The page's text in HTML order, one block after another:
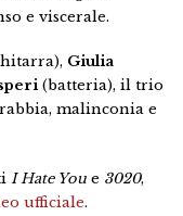
e viscerale.
Giulia
(batteria), il trio
malinconia e
I Hate You e 3020,
ufficiale.